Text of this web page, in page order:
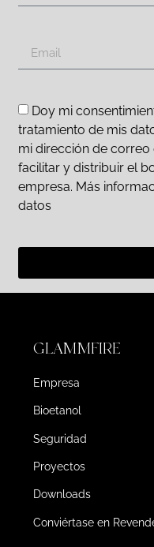
Doy mi
tratamiento de mis
mi dirección de
facilitar y distribuir el
empresa. Más
datos
GLAMMFIRE
Empresa
Bioetanol
Seguridad
Proyectos
Downloads
Conviértase en